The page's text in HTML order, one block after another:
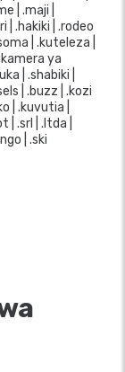
| .maji |
| .hakiki | .rodeo
| .kuteleza |
ya
| .shabiki |
| .buzz | .kozi
| .kuvutia |
| .srl | .ltda |
| .ski